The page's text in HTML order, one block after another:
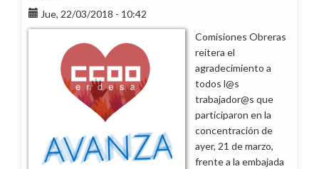
Jue, 22/03/2018 - 10:42
Comisiones Obreras
reitera el
agradecimiento a
todos l@s
trabajador@s que
participaron en la
concentración de
ayer, 21 de marzo,
frente a la embajada